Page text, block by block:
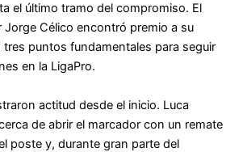
el último tramo del compromiso. El
Jorge Célico encontró premio a su
puntos fundamentales para seguir
en la LigaPro.
actitud desde el inicio. Luca
de abrir el marcador con un remate
poste y, durante gran parte del